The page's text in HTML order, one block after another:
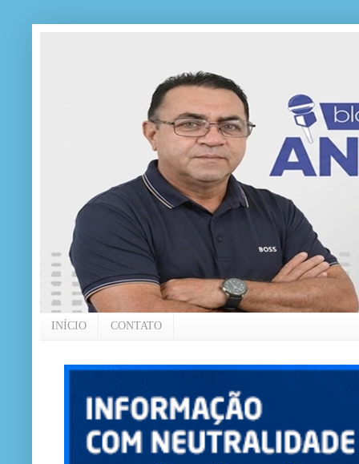
INÍCIO CONTATO